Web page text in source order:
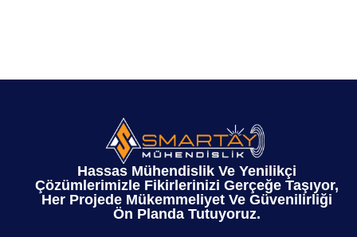
Hassas Mühendislik Ve Yenilikçi
Çözümlerimizle Fikirlerinizi Gerçeğe Taşıyor,
Her Projede Mükemmeliyet Ve Güvenilirliği
Ön Planda Tutuyoruz.